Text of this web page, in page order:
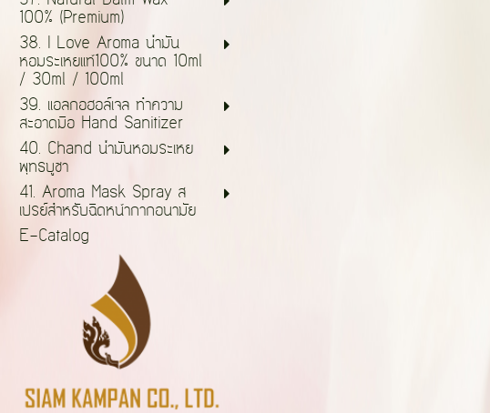
100% (Premium)
38. I Love Aroma น้ำมัน
หอมระเหยแท้100% ขนาด 10ml
/ 30ml / 100ml
39. แอลกอฮอล์เจล ทำความ
สะอาดมือ Hand Sanitizer
40. Chand น้ำมันหอมระเหย
พุทธบูชา
41. Aroma Mask Spray ส
เปรย์สำหรับฉีดหน้ากากอนามัย
E-Catalog